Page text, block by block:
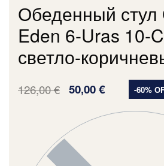
Обеденный стул
Eden 6-Uras 10-
светло-
126,00€ 50,00€ -60%